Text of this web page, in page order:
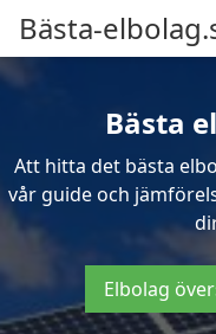
Bästa-
Bästa
Att hitta det bästa
vår guide och
Elbolag